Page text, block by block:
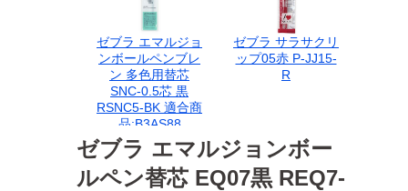
ゼブラ エマルジョンボー
ルペン替芯 EQ07黒 REQ7-
ゼブラ エマルジョ
ンボールペンブレ
ン 多色用替芯
SNC-0.5芯 黒
RSNC5-BK 適合商
品:B3AS88
ゼブラ サラサクリ
ップ05赤 P-JJ15-
R